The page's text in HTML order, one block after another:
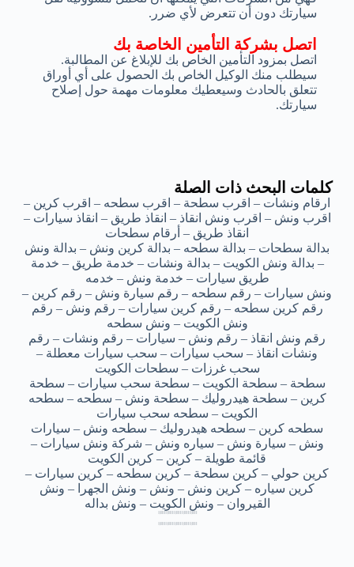
اتصل بشركة التأمين الخاصة بك
اتصل بمزود التأمين الخاص بك للإبلاغ عن المطالبة.
سيطلب منك الوكيل الخاص بك الحصول على أي أوراق
تتعلق بالحادث وسيعطيك معلومات مهمة حول إصلاح
سيارتك.
سيارتك دون أن تتعرض لأي ضرر.
كلمات البحث ذات الصلة
ارقام ونشات – اقرب سطحة – اقرب سطحه – اقرب كرين –
اقرب ونش – اقرب ونش انقاذ – انقاذ طريق – انقاذ سيارات –
انقاذ طريق – أرقام سطحات
بدالة سطحات – بدالة سطحه – بدالة كرين ونش – بدالة ونش
– بدالة ونش الكويت – بدالة ونشات – خدمة طريق – خدمة
طريق سيارات – خدمة ونش – خدمه
ونش سيارات – رقم سطحه – رقم سيارة ونش – رقم كرين –
رقم كرين سطحه – رقم كرين سيارات – رقم ونش – رقم
ونش الكويت – ونش سطحه
رقم ونش انقاذ – رقم ونش – سيارات – رقم ونشات – رقم
ونشات انقاذ – سحب سيارات – سحب سيارات معطلة –
سحب غرزات – سطحات الكويت
سطحة – سطحة الكويت – سطحة سحب سيارات – سطحة
كرين – سطحة هيدروليك – سطحة ونش – سطحه – سطحه
الكويت – سطحه سحب سيارات
سطحه كرين – سطحه هيدروليك – سطحه ونش – سيارات
ونش – سيارة ونش – سياره ونش – شركة ونش سيارات –
قائمة طويلة – كرين – كرين الكويت
كرين حولي – كرين سطحة – كرين سطحه – كرين سيارات –
كرين سياره – كرين ونش – ونش – ونش الجهرا – ونش
القيروان – ونش الكويت – ونش بداله